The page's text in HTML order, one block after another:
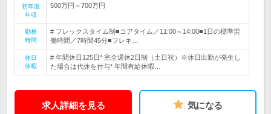
初年度
年収
500万円～700万円
勤務
時間
# フレックスタイム制■コアタイム／11:00～14:00■1日の標準労
働時間／7時間45分■フレキ…
休日
休暇
# 年間休日125日* 完全週休2日制（土日祝）※休日出勤が発生し
た場合は代休を付与* 年間有給休暇…
求人詳細を見る 気になる